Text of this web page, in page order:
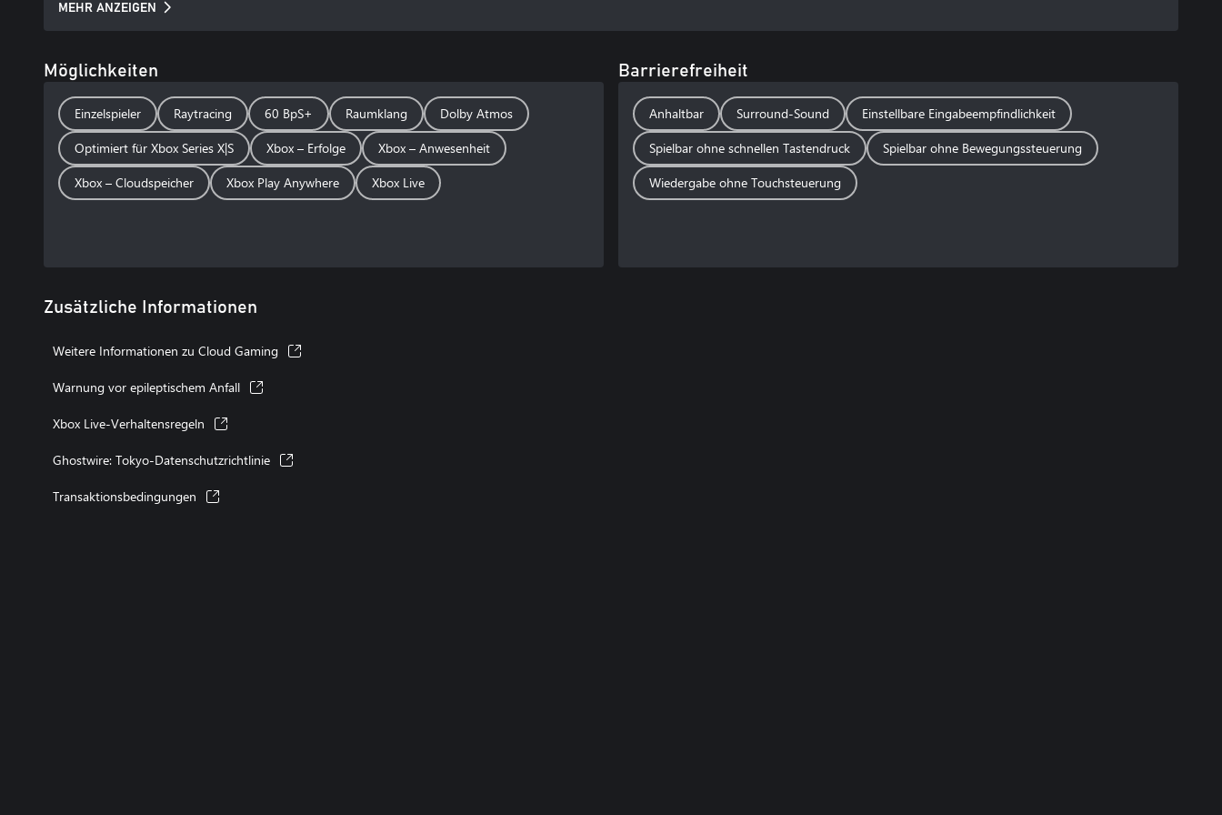
MEHR ANZEIGEN
Möglichkeiten
Einzelspieler Raytracing 60 BpS+ Raumklang
Dolby Atmos
Optimiert für Xbox Series X|S
Xbox – Erfolge
Xbox – Anwesenheit
Xbox – Cloudspeicher
Xbox Play Anywhere Xbox Live
Barrierefreiheit
Anhaltbar Surround-Sound
Einstellbare Eingabeempfindlichkeit
Spielbar ohne schnellen Tastendruck
Spielbar ohne Bewegungssteuerung
Wiedergabe ohne Touchsteuerung
Zusätzliche Informationen
Weitere Informationen zu Cloud Gaming
Warnung vor epileptischem Anfall
Xbox Live-Verhaltensregeln
Ghostwire: Tokyo-Datenschutzrichtlinie
Transaktionsbedingungen